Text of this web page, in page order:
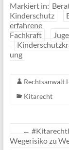
Markiert in:
Kinderschutz
erfahrene
Fachkraft
ung
Rechtsanwalt
Kitarecht
←
Wegerisiko zu